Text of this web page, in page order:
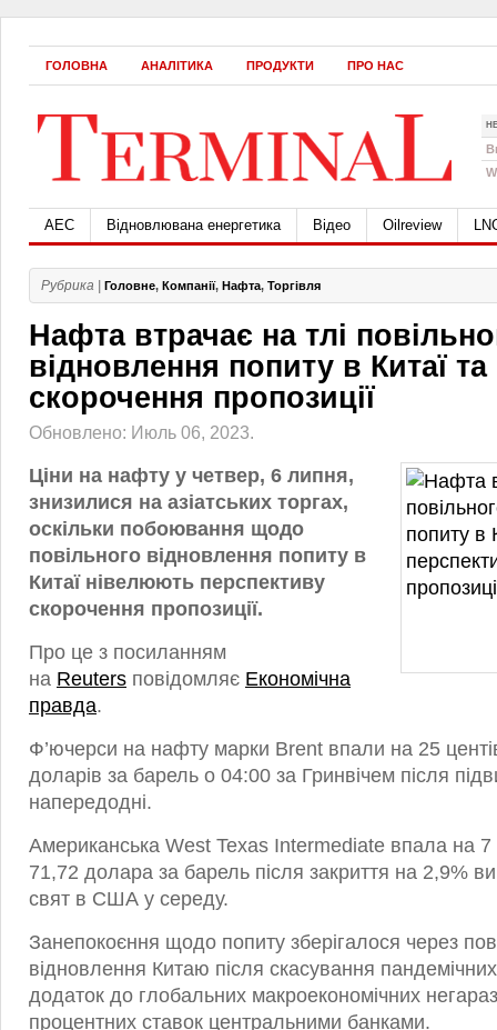
ГОЛОВНА АНАЛІТИКА ПРОДУКТИ ПРО НАС
АЕС Відновлювана енергетика Відео Oilreview
Рубрика | Головне, Компанії, Нафта, Торгівля
Нафта втрачає на тлі
відновлення попиту в Китаї
скорочення пропозиції
Обновлено: Июль 06, 2023.
Ціни на нафту у четвер, 6 липня,
знизилися на азіатських торгах,
оскільки побоювання щодо
повільного відновлення попиту в
Китаї нівелюють перспективу
скорочення пропозиції.
Про це з посиланням
на Reuters повідомляє Економічна
правда.
Ф’ючерси на нафту марки Brent впали на 25
доларів за барель о 04:00 за Гринвічем після
напередодні.
Американська West Texas Intermediate впала на 7
71,72 долара за барель після закриття на 2,9%
свят в США у середу.
Занепокоєння щодо попиту зберігалося через
відновлення Китаю після скасування
додаток до глобальних макроекономічних
процентних ставок центральними банками.